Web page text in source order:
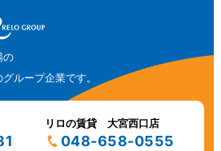
の
ループ企業です。
リロの賃貸 大宮西口店
048-658-0555